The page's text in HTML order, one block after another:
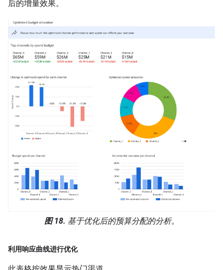
后的增量效果。
图 18. 基于优化后的预算分配的分析。
利用响应曲线进行优化